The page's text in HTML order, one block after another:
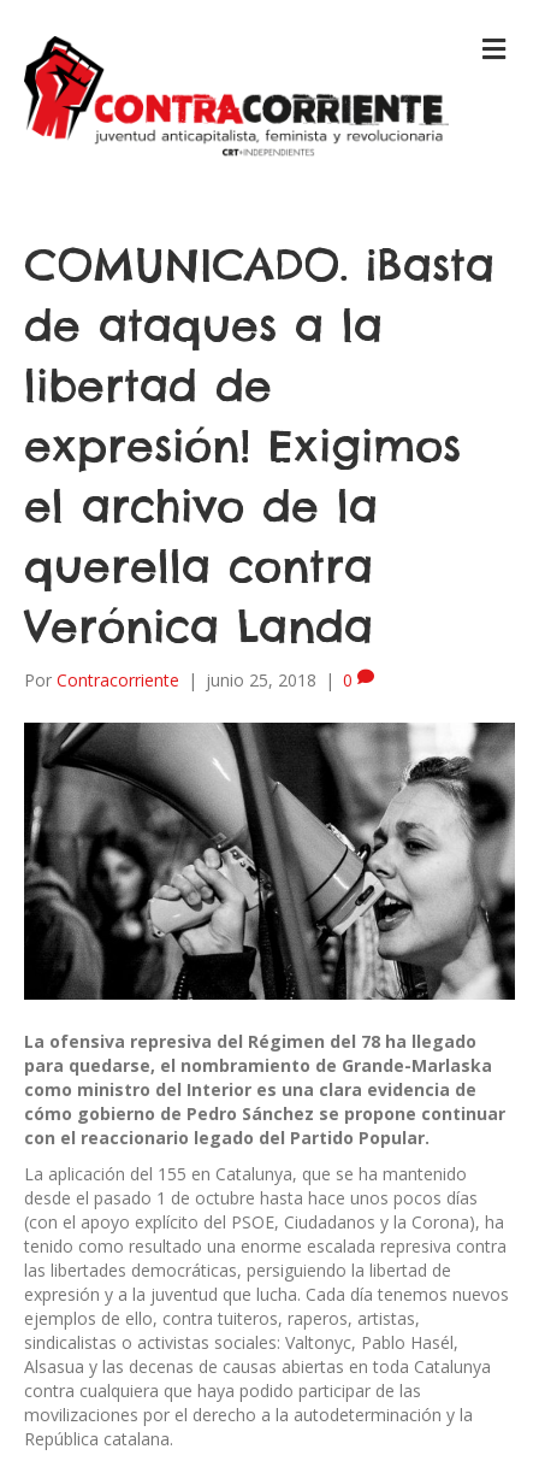
M
E
COMUNICADO. ¡Basta
de ataques a la
libertad de
expresión! Exigimos
el archivo de la
querella contra
Verónica Landa
Por Contracorriente | junio 25, 2018 | 0
La ofensiva represiva del Régimen del 78 ha llegado
para quedarse, el nombramiento de Grande-Marlaska
como ministro del Interior es una clara evidencia de
cómo gobierno de Pedro Sánchez se propone continuar
con el reaccionario legado del Partido Popular.
La aplicación del 155 en Catalunya, que se ha mantenido
desde el pasado 1 de octubre hasta hace unos pocos días
(con el apoyo explícito del PSOE, Ciudadanos y la Corona), ha
tenido como resultado una enorme escalada represiva contra
las libertades democráticas, persiguiendo la libertad de
expresión y a la juventud que lucha. Cada día tenemos nuevos
ejemplos de ello, contra tuiteros, raperos, artistas,
sindicalistas o activistas sociales: Valtonyc, Pablo Hasél,
Alsasua y las decenas de causas abiertas en toda Catalunya
contra cualquiera que haya podido participar de las
movilizaciones por el derecho a la autodeterminación y la
República catalana.